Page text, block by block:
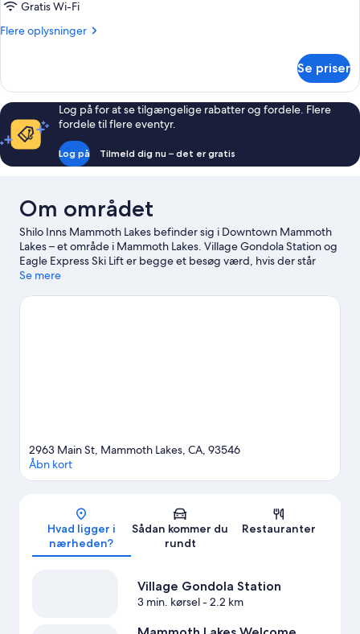
Gratis Wi-Fi
Flere oplysninger
Flere
Se priser
Log på for at se tilgængelige rabatter og fordele. Flere
fordele til flere eventyr.
Log på Tilmeld dig nu – det er gratis
Om området
Shilo Inns Mammoth Lakes befinder sig i Downtown Mammoth
Lakes – et område i Mammoth Lakes. Village Gondola Station og
Eagle Express Ski Lift er begge et besøg værd, hvis der står
oplevelser på programmet. Er du mere interesseret i stedets
Mary. Overvej at kigge forbi Mammoth Lakes Welcome Center
Se mere
Kort
2963 Main St, Mammoth Lakes, CA, 93546
Åbn kort
Hvad ligger i
nærheden?
Sådan kommer du
rundt
Restauranter
Village Gondola Station
3 min. kørsel- 2.2 km